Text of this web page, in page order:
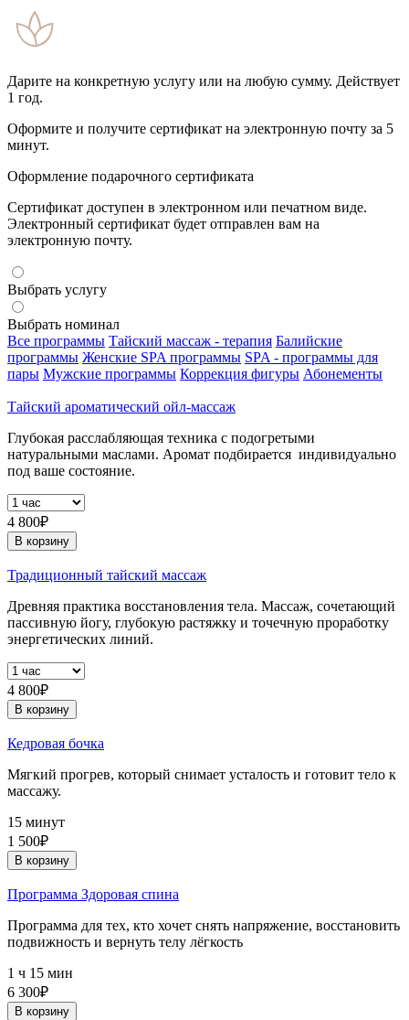
Дарите на конкретную услугу или на любую сумму. Действует
1 год.
Оформите и получите сертификат на электронную почту за 5
минут.
Оформление подарочного сертификата
Сертификат доступен в электронном или печатном виде.
Электронный сертификат будет отправлен вам на
электронную почту.
Выбрать услугу
Выбрать номинал
Все программы Тайский массаж - терапия Балийские
программы Женские SPA программы SPA - программы для
пары Мужские программы Коррекция фигуры Абонементы
Тайский ароматический ойл-массаж
Глубокая расслабляющая техника с подогретыми
натуральными маслами. Аромат подбирается индивидуально
под ваше состояние.
4 800₽
В корзину
Традиционный тайский массаж
Древняя практика восстановления тела. Массаж, сочетающий
пассивную йогу, глубокую растяжку и точечную проработку
энергетических линий.
4 800₽
В корзину
Кедровая бочка
Мягкий прогрев, который снимает усталость и готовит тело к
массажу.
15 минут
1 500₽
В корзину
Программа Здоровая спина
Программа для тех, кто хочет снять напряжение, восстановить
подвижность и вернуть телу лёгкость
1 ч 15 мин
6 300₽
В корзину